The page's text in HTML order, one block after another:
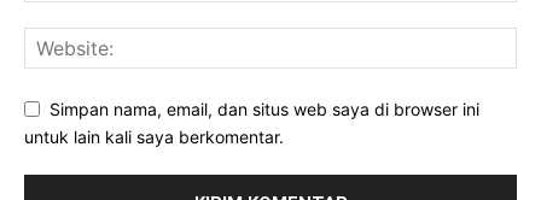
Simpan nama, email, dan situs web saya di browser ini
untuk lain kali saya berkomentar.